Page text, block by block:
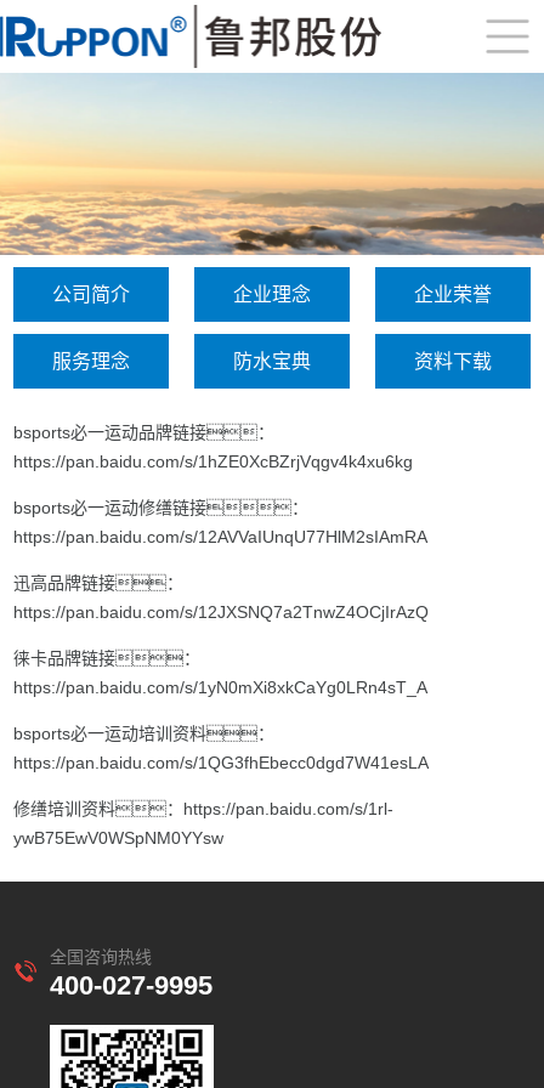
公司简介 企业理念 企业荣誉
服务理念 防水宝典 资料下载
bsports必一运动品牌链接：
https://pan.baidu.com/s/1hZE0XcBZrjVqgv4k4xu6kg
bsports必一运动修缮链接：
https://pan.baidu.com/s/12AVVaIUnqU77HlM2sIAmRA
迅高品牌链接：
https://pan.baidu.com/s/12JXSNQ7a2TnwZ4OCjIrAzQ
徕卡品牌链接：
https://pan.baidu.com/s/1yN0mXi8xkCaYg0LRn4sT_A
bsports必一运动培训资料：
https://pan.baidu.com/s/1QG3fhEbecc0dgd7W41esLA
修缮培训资料： https://pan.baidu.com/s/1rl-
ywB75EwV0WSpNM0YYsw
全国咨询热线
400-027-9995